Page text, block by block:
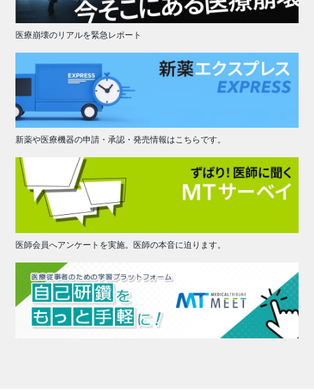
医療崩壊のリアルを緊急レポート
新薬や医療機器の申請・承認・発売情報はこちらです。
医師会員へアンケートを実施。医師の本音に迫ります。